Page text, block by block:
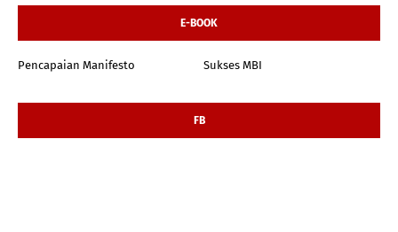
E-BOOK
Pencapaian Manifesto Sukses MBI
FB